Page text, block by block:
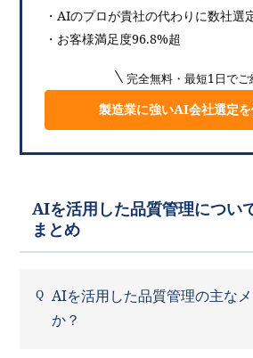
・AIのプロが貴社の代わりに数社選
・お客様満足度96.8%超
完全無料・最短1日でご
製造業に強いAI会社選定
AIを活用した品質管理につい
まとめ
AIを活用した品質管理の主な
か？